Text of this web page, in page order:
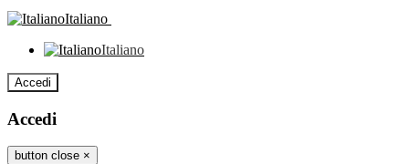
Italiano
Italiano
Accedi
Accedi
button close ×